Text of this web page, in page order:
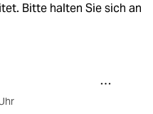
Bitte halten Sie sich an